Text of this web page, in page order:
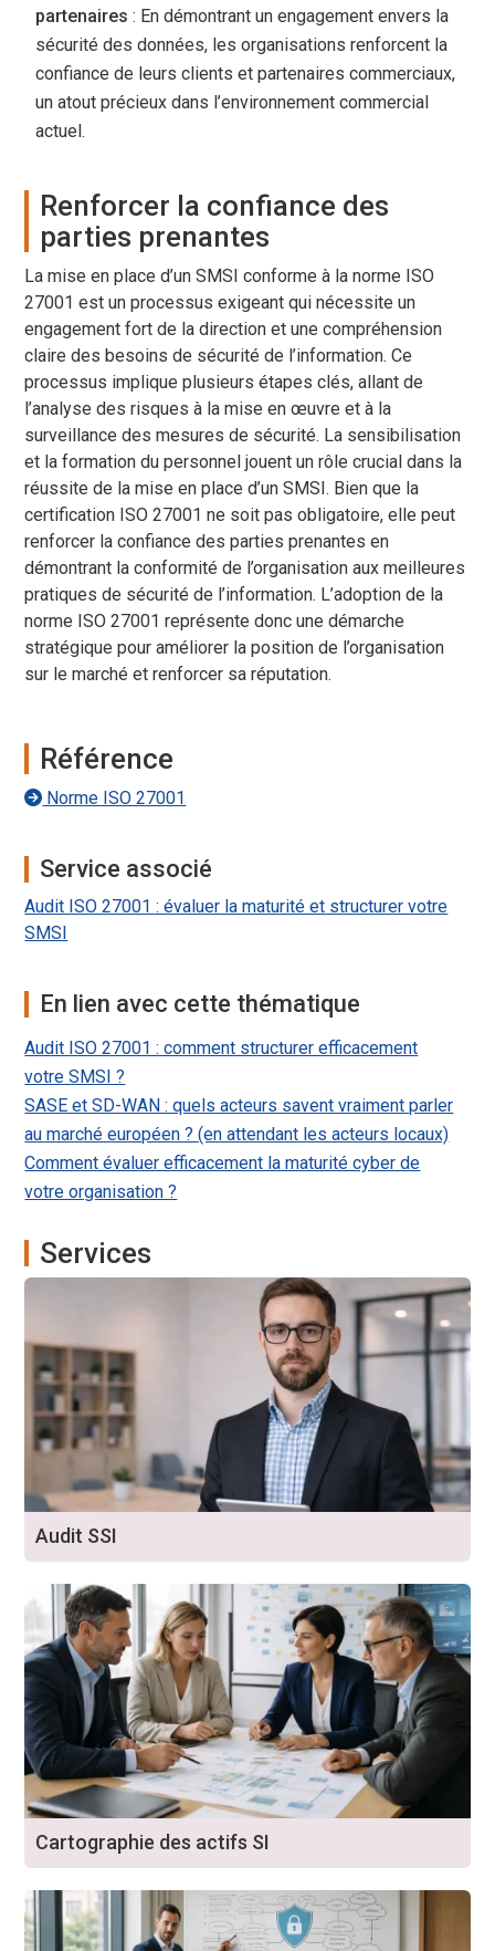
partenaires : En démontrant un engagement envers la
sécurité des données, les organisations renforcent la
confiance de leurs clients et partenaires commerciaux,
un atout précieux dans l’environnement commercial
actuel.
Renforcer la confiance des
parties prenantes
La mise en place d’un SMSI conforme à la norme ISO
27001 est un processus exigeant qui nécessite un
engagement fort de la direction et une compréhension
claire des besoins de sécurité de l’information. Ce
processus implique plusieurs étapes clés, allant de
l’analyse des risques à la mise en œuvre et à la
surveillance des mesures de sécurité. La sensibilisation
et la formation du personnel jouent un rôle crucial dans la
réussite de la mise en place d’un SMSI. Bien que la
certification ISO 27001 ne soit pas obligatoire, elle peut
renforcer la confiance des parties prenantes en
démontrant la conformité de l’organisation aux meilleures
pratiques de sécurité de l’information. L’adoption de la
norme ISO 27001 représente donc une démarche
stratégique pour améliorer la position de l’organisation
sur le marché et renforcer sa réputation.
Référence
Norme ISO 27001
Service associé
Audit ISO 27001 : évaluer la maturité et structurer votre
SMSI
En lien avec cette thématique
Audit ISO 27001 : comment structurer efficacement
votre SMSI ?
SASE et SD-WAN : quels acteurs savent vraiment parler
au marché européen ? (en attendant les acteurs locaux)
Comment évaluer efficacement la maturité cyber de
votre organisation ?
Services
Audit SSI
Cartographie des actifs SI